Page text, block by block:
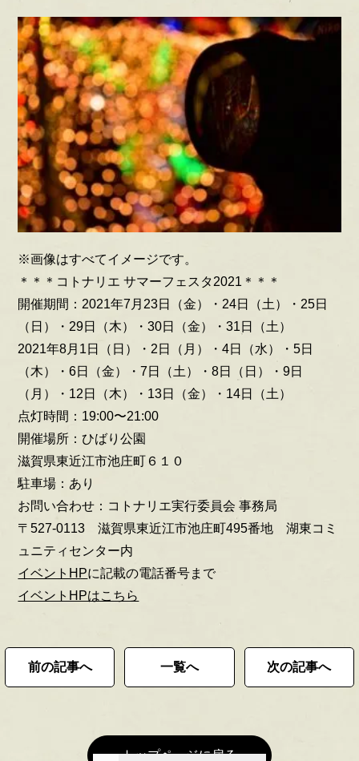
※画像はすべてイメージです。
＊＊＊コトナリエ サマーフェスタ2021＊＊＊
開催期間：2021年7月23日（金）・24日（土）・25日
（日）・29日（木）・30日（金）・31日（土）
2021年8月1日（日）・2日（月）・4日（水）・5日
（木）・6日（金）・7日（土）・8日（日）・9日
（月）・12日（木）・13日（金）・14日（土）
点灯時間：19:00〜21:00
開催場所：ひばり公園
滋賀県東近江市池庄町６１０
駐車場：あり
お問い合わせ：コトナリエ実行委員会 事務局
〒527-0113 滋賀県東近江市池庄町495番地 湖東コミ
ュニティセンター内
イベントHPに記載の電話番号まで
イベントHPはこちら
前の記事へ 一覧へ 次の記事へ
トップページに戻る